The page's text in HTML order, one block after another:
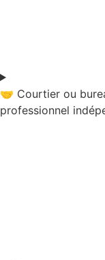
🤝 Courtier ou
professionnel